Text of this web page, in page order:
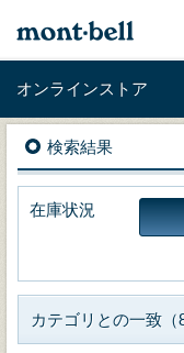
オンラインストア
検索結果
在庫状況
カテゴリとの一致（8